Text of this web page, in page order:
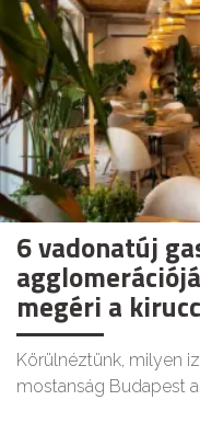
6 vadonatúj
megéri a
Körülnéztünk, milyen
mostanság Budapest